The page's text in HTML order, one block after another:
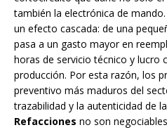
también la electrónica de
un efecto cascada: de una
pasa a un gasto mayor en
horas de servicio técnico y lucro
producción. Por esta razón, los
preventivo más maduros del
trazabilidad y la autenticidad de
Refacciones no son